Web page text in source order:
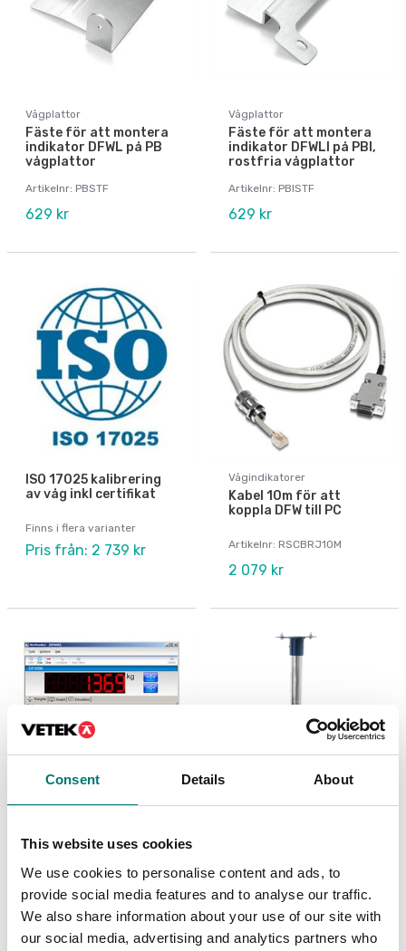
Consent Details About
This website uses cookies
We use cookies to personalise content and ads, to
provide social media features and to analyse our traffic.
We also share information about your use of our site with
our social media, advertising and analytics partners who
Vågplattor
Fäste för att montera
indikator DFWL på PB
vågplattor
Artikelnr: PBSTF
629 kr
Vågplattor
Fäste för att montera
indikator DFWLI på PBI,
rostfria vågplattor
Artikelnr: PBISTF
629 kr
ISO 17025 kalibrering
av våg inkl certifikat
Finns i flera varianter
Pris från: 2 739 kr
Vågindikatorer
Kabel 10m för att
koppla DFW till PC
Artikelnr: RSCBRJ10M
2 079 kr
PC program för logging
etc
Artikelnr: Weimonitor
5 290 kr
vågindikator fäste för
PB vågplattor
Pris från: 1 089 kr